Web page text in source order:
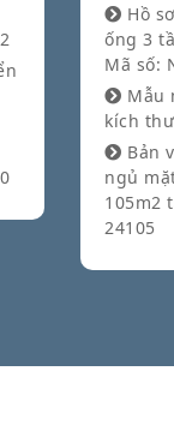
Hồ
ống 3
Mã số:
Mẫu
kích
Bản
ngủ
105m2
24105